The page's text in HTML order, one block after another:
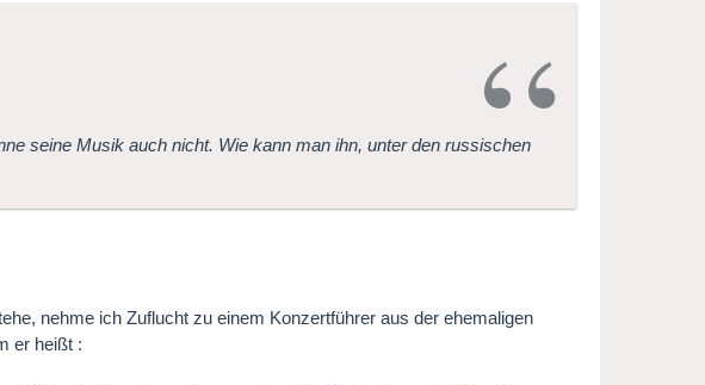
seine Musik auch nicht. Wie kann man ihn, unter den russischen
nehme ich Zuflucht zu einem Konzertführer aus der ehemaligen
er heißt :